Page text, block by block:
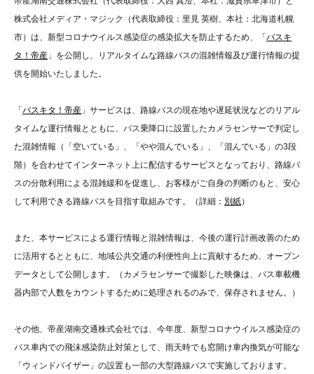
株式会社メディア・マジック（代表取締役：里見 英樹、本社：北海道札幌
市）は、新型コロナウイルス感染症の感染拡大を防止するため、「 バスキ
タ！帝産 」を公開し、リアルタイムな路線バスの混雑情報及び運行情報の提
供を開始いたしました。
「 バスキタ！帝産 」サービスは、路線バスの現在地や遅延状況などのリアル
タイムな運行情報とともに、バス乗降口に設置したカメラセンサーで判定し
た混雑情報（「空いている」、「やや混んでいる」、「混んでいる」の3段
階）を合わせてインターネット上に配信するサービスとなっており、路線バ
スの分散利用による混雑緩和を促進し、お客様がご自身の判断のもと、安心
して利用できる路線バスを目指す取組みです。（詳細： 別紙）
また、本サービスによる運行情報と混雑情報は、今後の運行計画改善のため
に活用するとともに、地域公共交通の利便性向上に貢献するため、オープン
データとして公開します。（カメラセンサーで撮影した映像は、バス車載機
器内部で人数をカウントするために処理されるのみで、保存されません。）
その他、帝産湖南交通株式会社では、今年度、新型コロナウイルス感染症の
バス車内での飛沫感染防止対策として、雨天時でも窓開け車内換気が可能な
「ウィンドバイザー」の設置も一部の大型路線バスで実施しております。